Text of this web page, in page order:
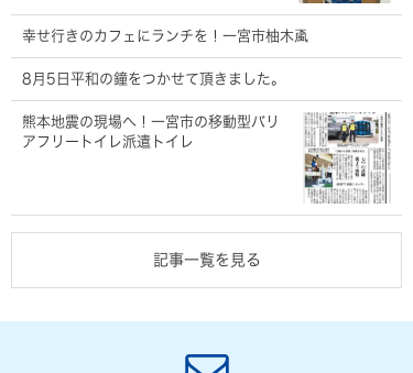
幸せ行きのカフェにランチを！一宮市柚木颪
8月5日平和の鐘をつかせて頂きました。
熊本地震の現場へ！一宮市の移動型バリ
アフリートイレ派遣トイレ
記事一覧を見る